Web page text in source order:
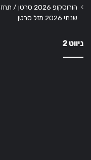
הורוסקופ
שנתי 2026 מזל סרטן
ניווט 2